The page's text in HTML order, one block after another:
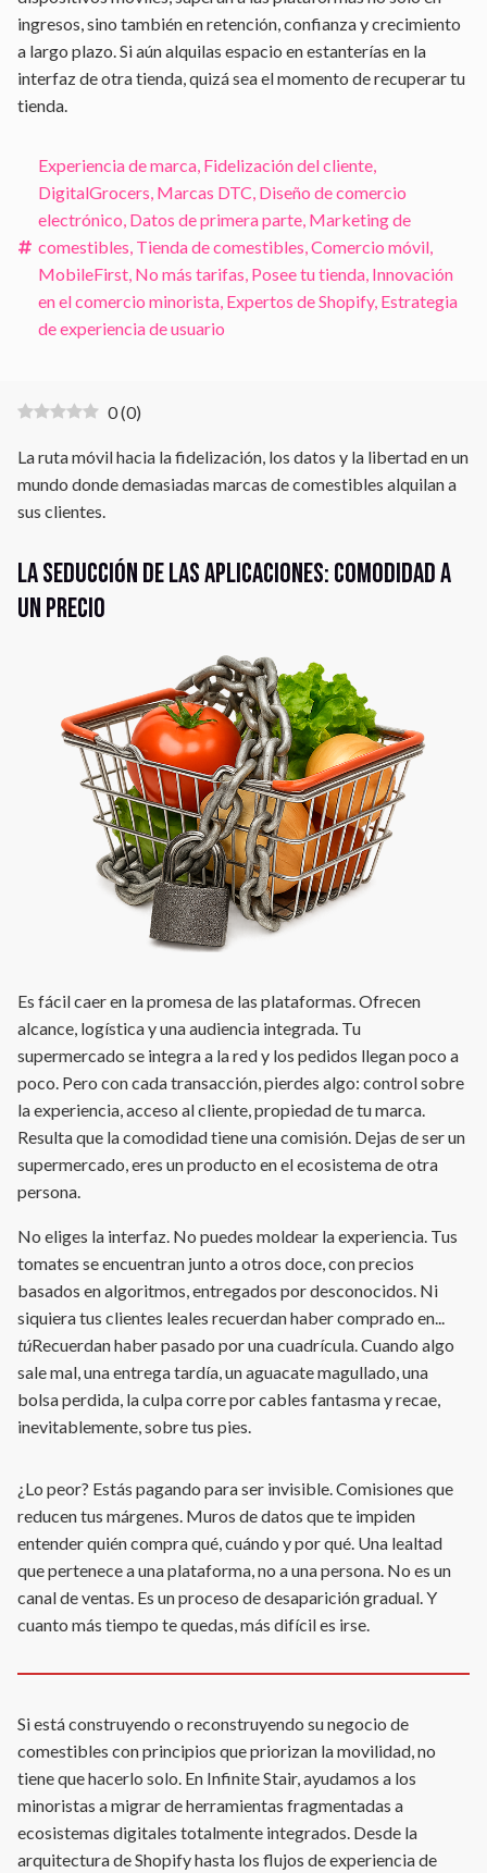
ingresos, sino también en retención, confianza y crecimiento
a largo plazo. Si aún alquilas espacio en estanterías en la
interfaz de otra tienda, quizá sea el momento de recuperar tu
tienda.
Experiencia de marca, Fidelización del cliente,
DigitalGrocers, Marcas DTC, Diseño de comercio
electrónico, Datos de primera parte, Marketing de
comestibles, Tienda de comestibles,Comercio móvil,
MobileFirst, No más tarifas, Posee tu tienda, Innovación
en el comercio minorista, Expertos de Shopify, Estrategia
de experiencia de usuario
0(0)
La ruta móvil hacia la fidelización, los datos y la libertad en un
mundo donde demasiadas marcas de comestibles alquilan a
sus clientes.
La seducción de las aplicaciones: comodidad a
un precio
Es fácil caer en la promesa de las plataformas. Ofrecen
alcance, logística y una audiencia integrada. Tu
supermercado se integra a la red y los pedidos llegan poco a
poco. Pero con cada transacción, pierdes algo: control sobre
la experiencia, acceso al cliente, propiedad de tu marca.
Resulta que la comodidad tiene una comisión. Dejas de ser un
supermercado, eres un producto en el ecosistema de otra
persona.
No eliges la interfaz. No puedes moldear la experiencia. Tus
tomates se encuentran junto a otros doce, con precios
basados en algoritmos, entregados por desconocidos. Ni
siquiera tus clientes leales recuerdan haber comprado en...
túRecuerdan haber pasado por una cuadrícula. Cuando algo
sale mal, una entrega tardía, un aguacate magullado, una
bolsa perdida, la culpa corre por cables fantasma y recae,
inevitablemente, sobre tus pies.
¿Lo peor? Estás pagando para ser invisible. Comisiones que
reducen tus márgenes. Muros de datos que te impiden
entender quién compra qué, cuándo y por qué. Una lealtad
que pertenece a una plataforma, no a una persona. No es un
canal de ventas. Es un proceso de desaparición gradual. Y
cuanto más tiempo te quedas, más difícil es irse.
Si está construyendo o reconstruyendo su negocio de
comestibles con principios que priorizan la movilidad, no
tiene que hacerlo solo. En Infinite Stair, ayudamos a los
minoristas a migrar de herramientas fragmentadas a
ecosistemas digitales totalmente integrados. Desde la
arquitectura de Shopify hasta los flujos de experiencia de